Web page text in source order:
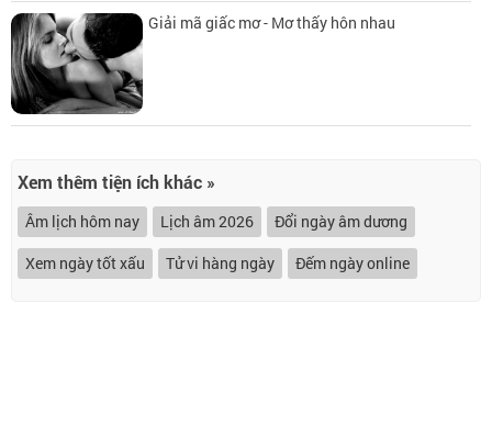
Giải mã giấc mơ - Mơ thấy hôn nhau
Xem thêm tiện ích khác »
Âm lịch hôm nay Lịch âm 2026
Đổi ngày âm dương
Xem ngày tốt xấu
Tử vi hàng ngày Đếm ngày online